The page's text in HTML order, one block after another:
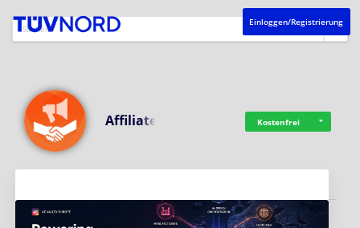
Einloggen/Registrierung
Affiliate Kostenfrei